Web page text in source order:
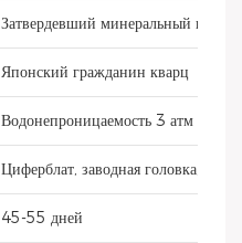
Затвердевший минеральный
Японский гражданин кварц
Водонепроницаемость 3 атм
Циферблат, заводная головка,
45-55 дней